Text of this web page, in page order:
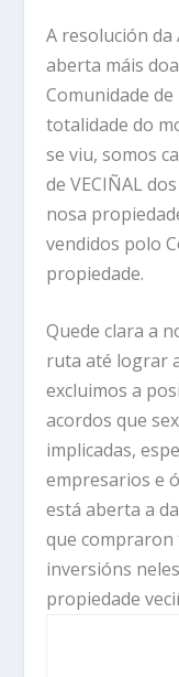
A resolución da
aberta máis
Comunidade
totalidade do
se viu, somos
de VECIÑAL
nosa
vendidos polo
propiedade.
Quede clara a
ruta até lograr
excluimos a
acordos que
implicadas,
empresarios e
está aberta a
que
inversións
propiedade